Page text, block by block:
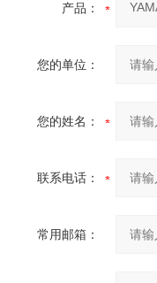
产品：
您的单位：
您的姓名：
联系电话：
常用邮箱：